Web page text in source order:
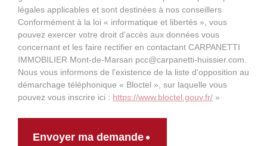
légales applicables et sont destinées à nos conseillers
Conformément à la loi « informatique et libertés », vous
pouvez exercer votre droit d'accès aux données vous
concernant et les faire rectifier en contactant CARPANETTI
IMMOBILIER Mont-de-Marsan pcc@carpanetti-huissier.com.
Nous vous informons de l'existence de la liste d'opposition au
démarchage téléphonique « Bloctel », sur laquelle vous
pouvez vous inscrire ici : https://www.bloctel.gouv.fr/ »
Envoyer ma demande